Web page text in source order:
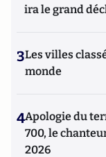
ira le grand
3Les villes
monde
4Apologie du
700, le
2026